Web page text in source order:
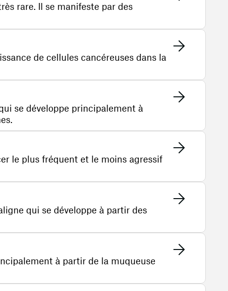
rare. Il se manifeste par des
de cellules cancéreuses dans la
se développe principalement à
le plus fréquent et le moins agressif
qui se développe à partir des
à partir de la muqueuse